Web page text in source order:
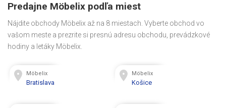
Predajne Möbelix podľa miest
Nájdite obchody Möbelix až na 8 miestach. Vyberte obchod vo
vašom meste a prezrite si presnú adresu obchodu, prevádzkové
hodiny a letáky Möbelix.
Möbelix
Bratislava
Möbelix
Košice